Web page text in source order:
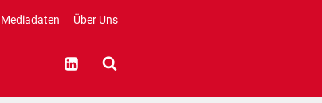
Mediadaten Über Uns